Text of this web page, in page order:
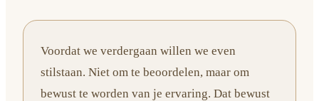
Voordat we verdergaan willen we even
stilstaan. Niet om te beoordelen, maar om
bewust te worden van je ervaring. Dat bewust